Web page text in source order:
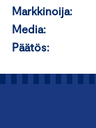
Markkinoija:
Media:
Päätös: